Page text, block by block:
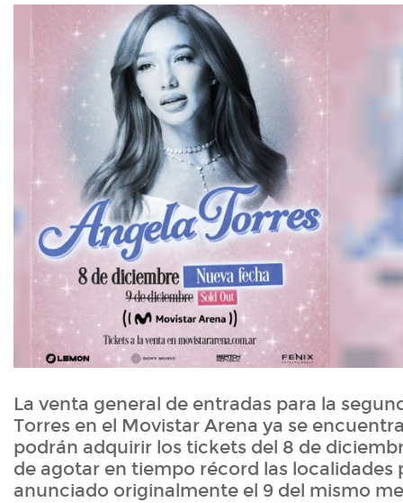
La venta general de entradas para la
Torres en el Movistar Arena ya se
podrán adquirir los tickets del 8 de
de agotar en tiempo récord las localidades
anunciado originalmente el 9 del mismo